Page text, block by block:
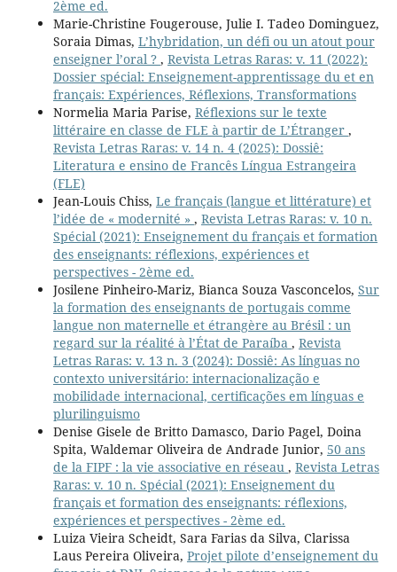
2ème ed.
Marie-Christine Fougerouse, Julie I. Tadeo Dominguez,
Soraia Dimas, L’hybridation, un défi ou un atout pour
enseigner l’oral ? , Revista Letras Raras: v. 11 (2022):
Dossier spécial: Enseignement-apprentissage du et en
français: Expériences, Réflexions, Transformations
Normelia Maria Parise, Réflexions sur le texte
littéraire en classe de FLE à partir de L’Étranger ,
Revista Letras Raras: v. 14 n. 4 (2025): Dossiê:
Literatura e ensino de Francês Língua Estrangeira
(FLE)
Jean-Louis Chiss, Le français (langue et littérature) et
l’idée de « modernité » , Revista Letras Raras: v. 10 n.
Spécial (2021): Enseignement du français et formation
des enseignants: réflexions, expériences et
perspectives - 2ème ed.
Josilene Pinheiro-Mariz, Bianca Souza Vasconcelos, Sur
la formation des enseignants de portugais comme
langue non maternelle et étrangère au Brésil : un
regard sur la réalité à l’État de Paraíba , Revista
Letras Raras: v. 13 n. 3 (2024): Dossiê: As línguas no
contexto universitário: internacionalização e
mobilidade internacional, certificações em línguas e
plurilinguismo
Denise Gisele de Britto Damasco, Dario Pagel, Doina
Spita, Waldemar Oliveira de Andrade Junior, 50 ans
de la FIPF : la vie associative en réseau , Revista Letras
Raras: v. 10 n. Spécial (2021): Enseignement du
français et formation des enseignants: réflexions,
expériences et perspectives - 2ème ed.
Luiza Vieira Scheidt, Sara Farias da Silva, Clarissa
Laus Pereira Oliveira, Projet pilote d’enseignement du